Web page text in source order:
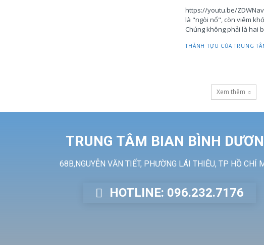
https://youtu.be/ZDWNavESWqI 🧩 Nói một cách đơn giản
là "ngòi nổ", còn viêm
Chúng không phải là hai
THÀNH TỰU CỦA TRUNG
Xem thêm
TRUNG TÂM BIAN BÌNH
68B,NGUYỄN VĂN TIẾT, PHƯỜNG LÁI THIÊU, TP HỒ CHÍ
HOTLINE: 096.232.7176